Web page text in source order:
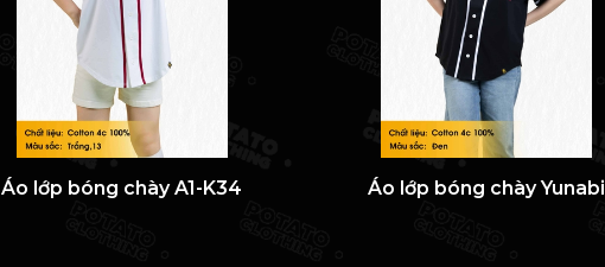
Áo lớp bóng chày A1-K34 Áo lớp bóng chày Yunabi